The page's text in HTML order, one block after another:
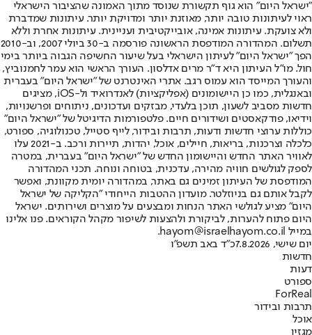
"ישראל היום" הוא גוף תקשורת שנוסד מתוך האמונה שהציבור הישראלי
ראוי לעיתונות טובה יותר, מאוזנת יותר ומדויקת יותר. עיתונות שמדברת
ולא צועקת. עיתונות אמינה, אובייקטיבית ועניינית. עיתונות אחרת וללא
תשלום. המהדורה המודפסת הראשונה פורסמה ב-30 ביולי 2007, וב-2010
הפך "ישראל היום" לעיתון הישראלי בעל שיעור החשיפה הגבוה ביותר בימי
חול. מו"ל העיתון היא ד"ר מרים אדלסון. העורך הראשי הוא עמר לחמנוביץ,
והעורך המייסד הוא עמוס רגב. אתרי האינטרנט של "ישראל היום" בעברית
ובאנגלית, כמו כן היישומונים (אפליקציות) לאנדרואיד ול-iOS, מציגים
חדשות מסביב לשעון, תוכן בלעדי, מבזקים ועדכונים, ניתוחים ופרשנויות,
וידיאו, פודקאסטים ושידורים חיים. פלטפורמות הדיגיטל של "ישראל היום"
כוללות ערוצי חדשות ודעות, תרבות ובידור, לייף סטייל, טכנולוגיה, ספורט,
כלכלה וצרכנות, בריאות, חיילים, אוכל, יהדות, תיירות ורכב. ב-2021 עלו
לאוויר האתר החדש והיישומון החדש של "ישראל היום" בעברית, במטרה
לספק לגולשים חוויה מהירה, עדכנית, בטוחה ונוחה. תכני המהדורה
המודפסת של העיתון זמינים גם באתר, במהדורה יומית מקוונת, ואפשר
לקבל אותם גם בניוזלטר. מועדון ההטבות הייחודי "הקליקה של ישראל
היום" מציע לגולשי האתר הנחות ומבצעים על מוצרים ושירותים. ישראל
היום פתוח להערות, לביקורת ולהצעות לשיפור מקהל הקוראים. פנו אלינו
במייל hayom@israelhayom.co.il.
יום שישי, 7.8.2026
כ"ד באב תשפ"ו
חדשות
דעות
ספורט
ForReal
תרבות ובידור
אוכל
מגזין